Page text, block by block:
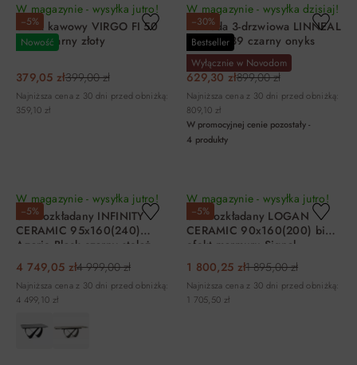
−5%
Nowość
W magazynie - wysyłka jutro!
Stolik kawowy VIRGO FI 50
biały czarny złoty
379,05 zł399,00 zł
Najniższa cena z 30 dni przed obniżką:
359,10 zł
−30%
Bestseller
Wyłącznie w Novodom
W magazynie - wysyłka dzisiaj!
Komoda 3-drzwiowa LINNEAL
46 92x139 czarny onyks
629,30 zł899,00 zł
Najniższa cena z 30 dni przed obniżką:
809,10 zł
W promocyjnej cenie pozostały -
4 produkty
−5%
W magazynie - wysyłka jutro!
Stół rozkładany INFINITY
CERAMIC 95x160(240)
Azario Black czarny stelaż
czarny Signal
4 749,05 zł4 999,00 zł
Najniższa cena z 30 dni przed obniżką:
4 499,10 zł
−5%
W magazynie - wysyłka jutro!
Stół rozkładany LOGAN
CERAMIC 90x160(200) biały
efekt marmuru Signal
1 800,25 zł1 895,00 zł
Najniższa cena z 30 dni przed obniżką:
1 705,50 zł